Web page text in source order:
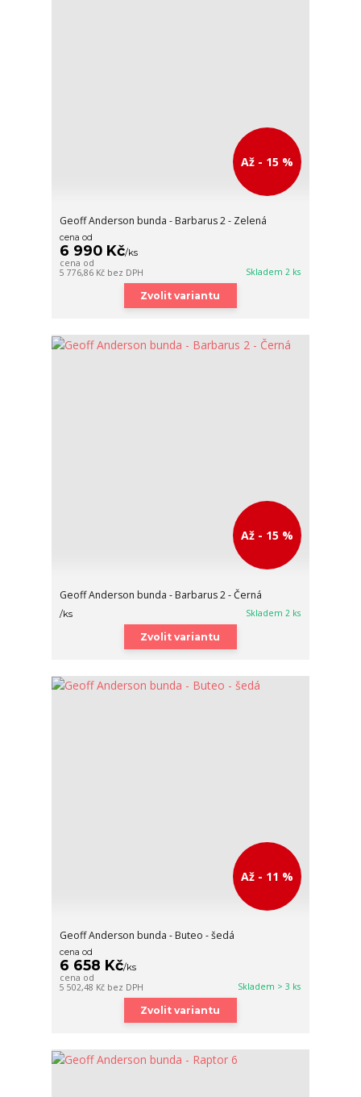
Až - 15 %
Geoff Anderson bunda - Barbarus 2 - Zelená
cena od
6 990 Kč/ks
cena od
5 776,86 Kč bez DPH Skladem 2 ks
Zvolit variantu
Až - 15 %
Geoff Anderson bunda - Barbarus 2 - Černá
/ks Skladem 2 ks
Zvolit variantu
Až - 11 %
Geoff Anderson bunda - Buteo - šedá
cena od
6 658 Kč/ks
cena od
5 502,48 Kč bez DPH Skladem > 3 ks
Zvolit variantu